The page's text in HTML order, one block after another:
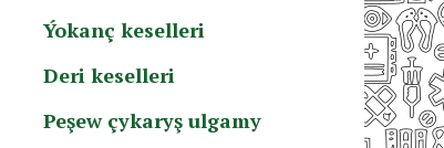
Ýokanç keselleri
Deri keselleri
Peşew çykaryş ulgamy